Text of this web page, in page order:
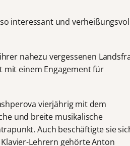
interessant und
nahezu vergessenen
mit einem Engagement für
vierjährig mit dem
und breite musikalische
Auch beschäftigte sie
Lehrern gehörte Anton